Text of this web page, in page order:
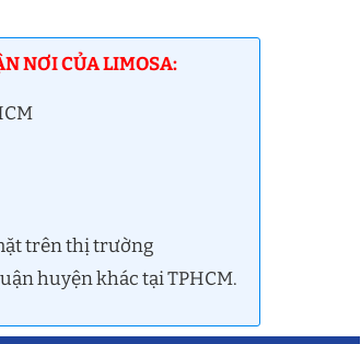
NƠI CỦA LIMOSA:
trên thị trường
huyện khác tại TPHCM.